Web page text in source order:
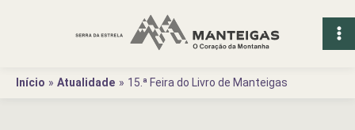
Início
Atualidade 15.ª Feira do Livro de Manteigas